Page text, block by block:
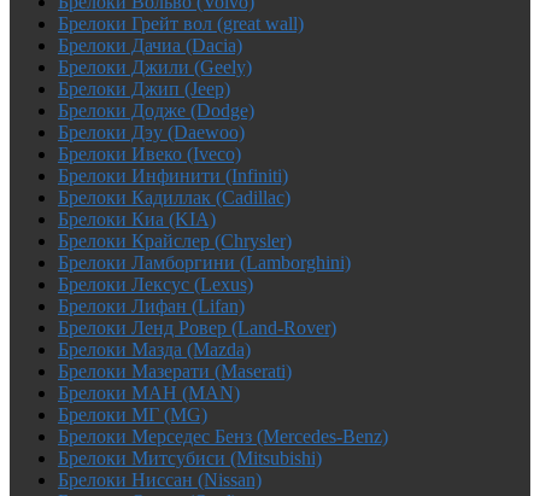
Брелоки Грейт вол (great wall)
Брелоки Дачиа (Dacia)
Брелоки Джили (Geely)
Брелоки Джип (Jeep)
Брелоки Додже (Dodge)
Брелоки Дэу (Daewoo)
Брелоки Ивеко (Iveco)
Брелоки Инфинити (Infiniti)
Брелоки Кадиллак (Cadillac)
Брелоки Киа (KIA)
Брелоки Крайслер (Chrysler)
Брелоки Ламборгини (Lamborghini)
Брелоки Лексус (Lexus)
Брелоки Лифан (Lifan)
Брелоки Ленд Ровер (Land-Rover)
Брелоки Мазда (Mazda)
Брелоки Мазерати (Maserati)
Брелоки МАН (MAN)
Брелоки МГ (MG)
Брелоки Мерседес Бенз (Mercedes-Benz)
Брелоки Митсубиси (Mitsubishi)
Брелоки Ниссан (Nissan)